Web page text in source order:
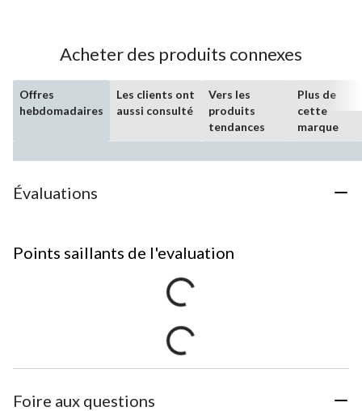
Acheter des produits connexes
Offres
hebdomadaires
Les clients ont
aussi consulté
Vers les
produits
tendances
Plus de
cette
marque
Évaluations
Points saillants de l'evaluation
Foire aux questions